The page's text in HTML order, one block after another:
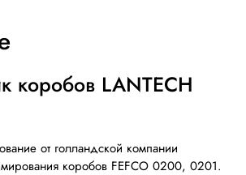
коробов LANTECH
от голландской компании
коробов FEFCO 0200, 0201.